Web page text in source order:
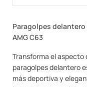
Paragolpes delantero
AMG C63
Transforma el
paragolpes delantero
más deportiva y